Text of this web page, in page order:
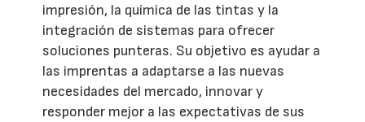
impresión, la química de las tintas y la
integración de sistemas para ofrecer
soluciones punteras. Su objetivo es ayudar a
las imprentas a adaptarse a las nuevas
necesidades del mercado, innovar y
responder mejor a las expectativas de sus